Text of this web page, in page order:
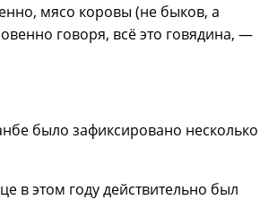
мясо коровы (не быков, а
говоря, всё это говядина, —
было зафиксировано несколько
в этом году действительно был